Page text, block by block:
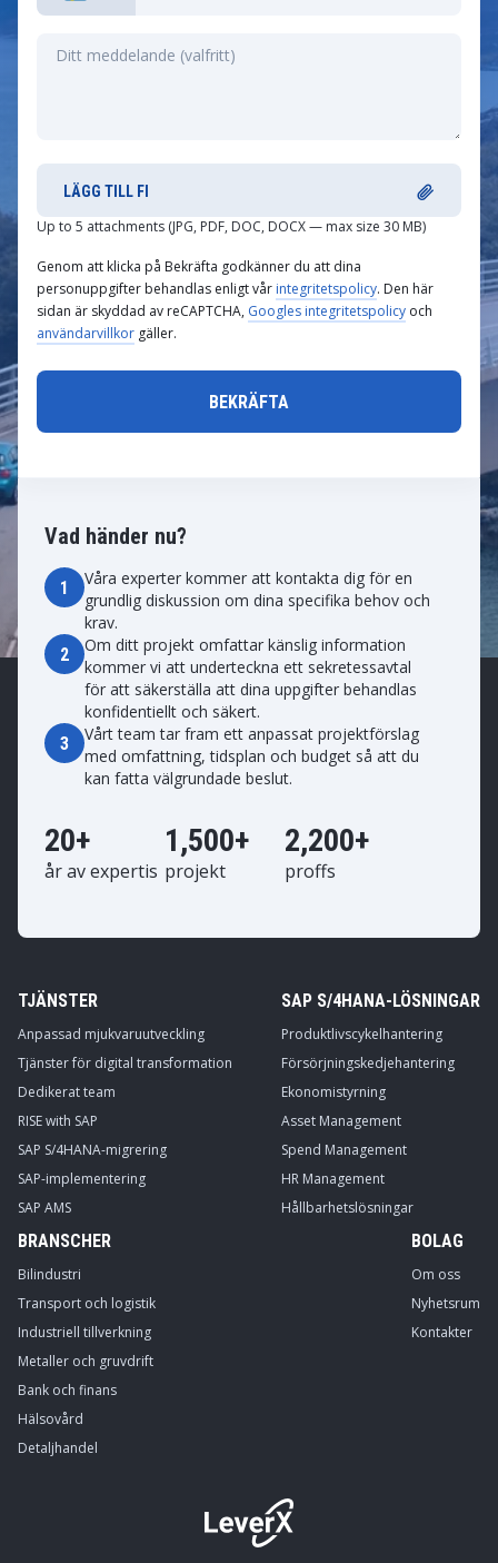
Vad händer nu?
1
Våra experter kommer att kontakta dig för en
grundlig diskussion om dina specifika behov och
krav.
2
Om ditt projekt omfattar känslig information
kommer vi att underteckna ett sekretessavtal
för att säkerställa att dina uppgifter behandlas
konfidentiellt och säkert.
3
Vårt team tar fram ett anpassat projektförslag
med omfattning, tidsplan och budget så att du
kan fatta välgrundade beslut.
20+
år av expertis
1,500+
projekt
2,200+
proffs
LÄGG TILL FI
Up to 5 attachments (JPG, PDF, DOC, DOCX — max size 30 MB)
Genom att klicka på Bekräfta godkänner du att dina
personuppgifter behandlas enligt vår integritetspolicy. Den här
sidan är skyddad av reCAPTCHA, Googles integritetspolicy och
användarvillkor gäller.
TJÄNSTER
Anpassad mjukvaruutveckling
Tjänster för digital transformation
Dedikerat team
RISE with SAP
SAP S/4HANA-migrering
SAP-implementering
SAP AMS
SAP S/4HANA-LÖSNINGAR
Produktlivscykelhantering
Försörjningskedjehantering
Ekonomistyrning
Asset Management
Spend Management
HR Management
Hållbarhetslösningar
BRANSCHER
Bilindustri
Transport och logistik
Industriell tillverkning
Metaller och gruvdrift
Bank och finans
Hälsovård
Detaljhandel
BOLAG
Om oss
Nyhetsrum
Kontakter